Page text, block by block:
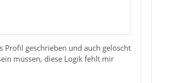
Profil geschrieben und auch gelöscht
müssen, diese Logik fehlt mir